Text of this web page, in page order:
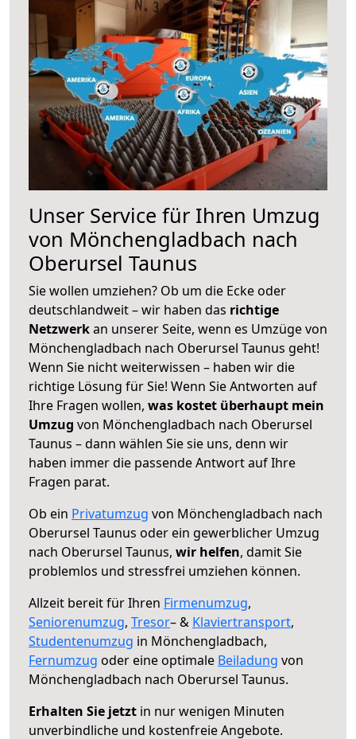
Unser Service für Ihren Umzug
von Mönchengladbach nach
Oberursel Taunus
Sie wollen umziehen? Ob um die Ecke oder
deutschlandweit – wir haben das richtige
Netzwerkan unserer Seite, wenn es Umzüge von
Mönchengladbach nach Oberursel Taunus geht!
Wenn Sie nicht weiterwissen – haben wir die
richtige Lösung für Sie! Wenn Sie Antworten auf
Ihre Fragen wollen, was kostet überhaupt mein
Umzug von Mönchengladbach nach Oberursel
Taunus – dann wählen Sie sie uns, denn wir
haben immer die passende Antwort auf Ihre
Fragen parat.
Ob ein Privatumzug von Mönchengladbach nach
Oberursel Taunus oder ein gewerblicher Umzug
nach Oberursel Taunus, wir helfen, damit Sie
problemlos und stressfrei umziehen können.
Allzeit bereit für Ihren Firmenumzug,
Seniorenumzug, Tresor– & Klaviertransport,
Studentenumzug in Mönchengladbach,
Fernumzug oder eine optimale Beiladung von
Mönchengladbach nach Oberursel Taunus.
Erhalten Sie jetzt in nur wenigen Minuten
unverbindliche und kostenfreie Angebote.